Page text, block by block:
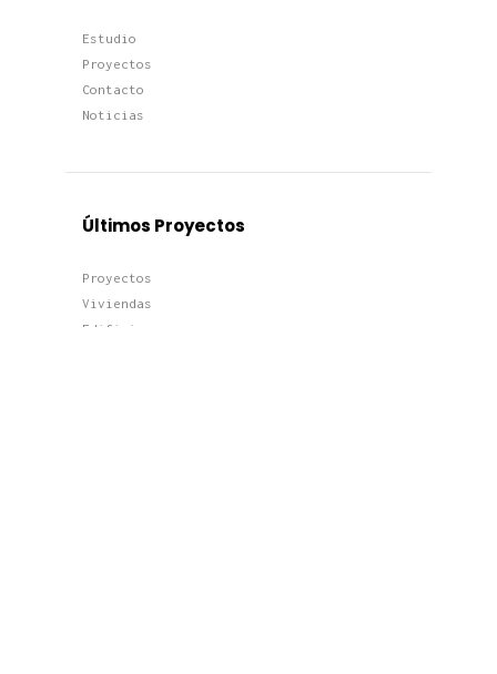
Estudio
Proyectos
Contacto
Noticias
Últimos Proyectos
Proyectos
Viviendas
Edificios